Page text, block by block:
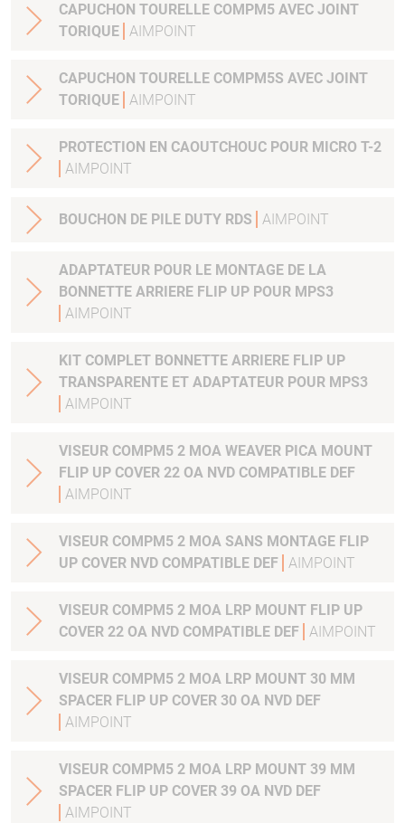
CAPUCHON TOURELLE COMPM5 AVEC JOINT
TORIQUE AIMPOINT
CAPUCHON TOURELLE COMPM5S AVEC JOINT
TORIQUE AIMPOINT
PROTECTION EN CAOUTCHOUC POUR MICRO T-2
AIMPOINT
BOUCHON DE PILE DUTY RDS AIMPOINT
ADAPTATEUR POUR LE MONTAGE DE LA
BONNETTE ARRIERE FLIP UP POUR MPS3
AIMPOINT
KIT COMPLET BONNETTE ARRIERE FLIP UP
TRANSPARENTE ET ADAPTATEUR POUR MPS3
AIMPOINT
VISEUR COMPM5 2 MOA WEAVER PICA MOUNT
FLIP UP COVER 22 OA NVD COMPATIBLE DEF
AIMPOINT
VISEUR COMPM5 2 MOA SANS MONTAGE FLIP
UP COVER NVD COMPATIBLE DEF AIMPOINT
VISEUR COMPM5 2 MOA LRP MOUNT FLIP UP
COVER 22 OA NVD COMPATIBLE DEF AIMPOINT
VISEUR COMPM5 2 MOA LRP MOUNT 30 MM
SPACER FLIP UP COVER 30 OA NVD DEF
AIMPOINT
VISEUR COMPM5 2 MOA LRP MOUNT 39 MM
SPACER FLIP UP COVER 39 OA NVD DEF
AIMPOINT